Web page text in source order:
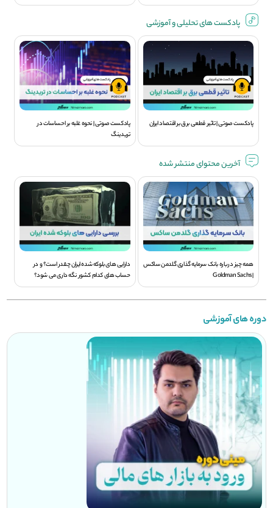
پادکست های تحلیلی و آموزشی
پادکست صوتی | تاثیر قطعی برق بر اقتصاد ایران
پادکست صوتی | نحوه غلبه بر احساسات در
تریدینگ
آخرین محتوای منتشر شده
همه چیز درباره بانک سرمایه گذاری گلدمن ساکس
| Goldman Sachs
دارایی های بلوکه شده ایران چقدر است؟ و در
حساب های کدام کشور نگه داری می شود؟
دوره های آموزشی